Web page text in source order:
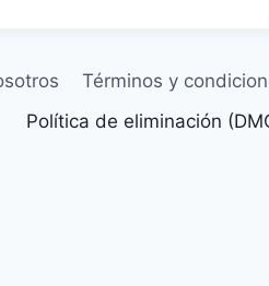
Términos y
Política de eliminación